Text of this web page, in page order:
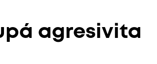
agresivita